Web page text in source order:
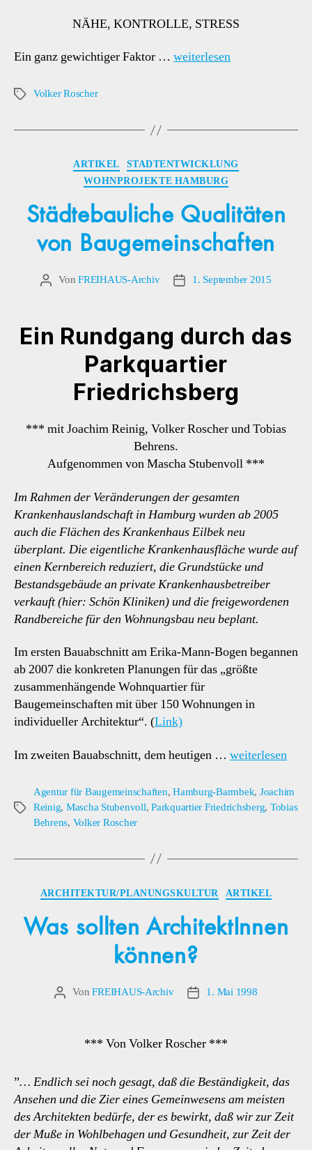
NÄHE, KONTROLLE, STRESS
Ein ganz gewichtiger Faktor … weiterlesen
Schlagwörter
Volker Roscher
Kategorien
ARTIKEL
STADTENTWICKLUNG
WOHNPROJEKTE HAMBURG
Städtebauliche Qualitäten
von Baugemeinschaften
Beitragsautor
VonFREIHAUS-Archiv Veröffentlichungsdatum
1. September 2015
Ein Rundgang durch das
Parkquartier
Friedrichsberg
*** mit Joachim Reinig, Volker Roscher und Tobias
Behrens.
Aufgenommen von Mascha Stubenvoll ***
Im Rahmen der Veränderungen der gesamten
Krankenhauslandschaft in Hamburg wurden ab 2005
auch die Flächen des Krankenhaus Eilbek neu
überplant. Die eigentliche Krankenhausfläche wurde auf
einen Kernbereich reduziert, die Grundstücke und
Bestandsgebäude an private Krankenhausbetreiber
verkauft (hier: Schön Kliniken) und die freigewordenen
Randbereiche für den Wohnungsbau neu beplant.
Im ersten Bauabschnitt am Erika-Mann-Bogen begannen
ab 2007 die konkreten Planungen für das „größte
zusammenhängende Wohnquartier für
Baugemeinschaften mit über 150 Wohnungen in
individueller Architektur“. (Link)
Im zweiten Bauabschnitt, dem heutigen … weiterlesen
Schlagwörter
Agentur für Baugemeinschaften,Hamburg-Barmbek, Joachim
Reinig, Mascha Stubenvoll,Parkquartier Friedrichsberg, Tobias
Behrens, Volker Roscher
Kategorien
ARCHITEKTUR/PLANUNGSKULTUR ARTIKEL
Was sollten ArchitektInnen
können?
Beitragsautor
VonFREIHAUS-Archiv Veröffentlichungsdatum
1. Mai 1998
*** Von Volker Roscher ***
”… Endlich sei noch gesagt, daß die Beständigkeit, das
Ansehen und die Zier eines Gemeinwesens am meisten
des Architekten bedürfe, der es bewirkt, daß wir zur Zeit
der Muße in Wohlbehagen und Gesundheit, zur Zeit der